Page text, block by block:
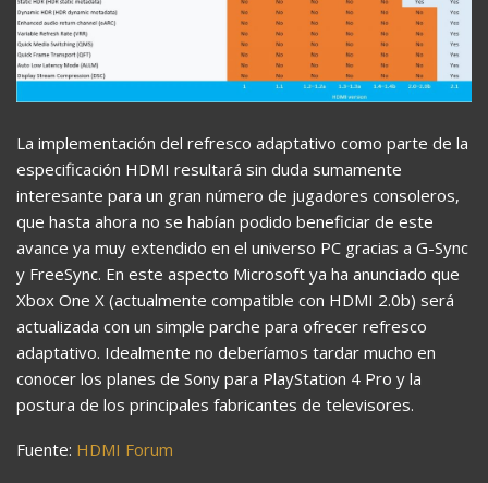
La implementación del refresco adaptativo como parte de la
especificación HDMI resultará sin duda sumamente
interesante para un gran número de jugadores consoleros,
que hasta ahora no se habían podido beneficiar de este
avance ya muy extendido en el universo PC gracias a G-Sync
y FreeSync. En este aspecto Microsoft ya ha anunciado que
Xbox One X (actualmente compatible con HDMI 2.0b) será
actualizada con un simple parche para ofrecer refresco
adaptativo. Idealmente no deberíamos tardar mucho en
conocer los planes de Sony para PlayStation 4 Pro y la
postura de los principales fabricantes de televisores.
Fuente: HDMI Forum